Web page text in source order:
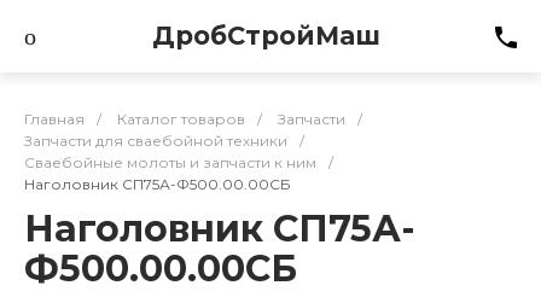
ДробСтройМаш
Главная / Каталог товаров / Запчасти
/
Запчасти для сваебойной техники
/
Сваебойные молоты и запчасти к ним
/
Наголовник СП75А-Ф500.00.00СБ
Наголовник СП75А-
Ф500.00.00СБ